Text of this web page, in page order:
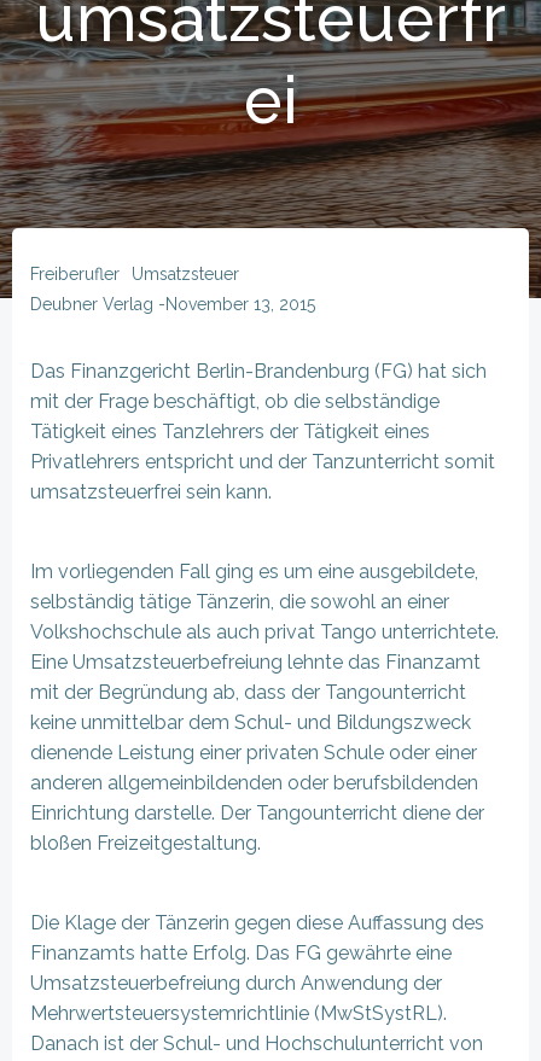
umsatzsteuerfr
ei
Freiberufler
Umsatzsteuer
Deubner Verlag -November 13, 2015
Das Finanzgericht Berlin-Brandenburg (FG) hat sich
mit der Frage beschäftigt, ob die selbständige
Tätigkeit eines Tanzlehrers der Tätigkeit eines
Privatlehrers entspricht und der Tanzunterricht somit
umsatzsteuerfrei sein kann.
Im vorliegenden Fall ging es um eine ausgebildete,
selbständig tätige Tänzerin, die sowohl an einer
Volkshochschule als auch privat Tango unterrichtete.
Eine Umsatzsteuerbefreiung lehnte das Finanzamt
mit der Begründung ab, dass der Tangounterricht
keine unmittelbar dem Schul- und Bildungszweck
dienende Leistung einer privaten Schule oder einer
anderen allgemeinbildenden oder berufsbildenden
Einrichtung darstelle. Der Tangounterricht diene der
bloßen Freizeitgestaltung.
Die Klage der Tänzerin gegen diese Auffassung des
Finanzamts hatte Erfolg. Das FG gewährte eine
Umsatzsteuerbefreiung durch Anwendung der
Mehrwertsteuersystemrichtlinie (MwStSystRL).
Danach ist der Schul- und Hochschulunterricht von